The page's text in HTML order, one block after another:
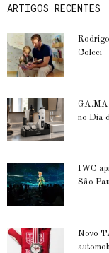
ARTIGOS RECENTES
Colcci
GA.MA
no Dia
IWC
São
Novo